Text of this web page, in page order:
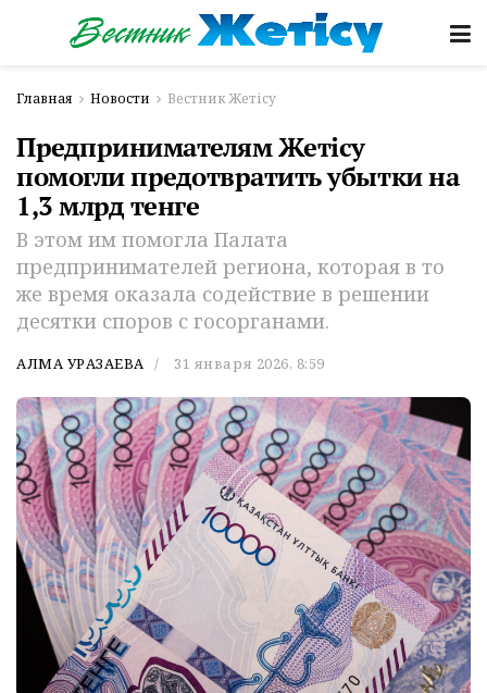
Главная Новости Вестник Жетісу
Предпринимателям Жетісу
помогли предотвратить убытки на
1,3 млрд тенге
В этом им помогла Палата
предпринимателей региона, которая в то
же время оказала содействие в решении
десятки споров с госорганами.
АЛМА УРАЗАЕВА 31 января 2026, 8:59